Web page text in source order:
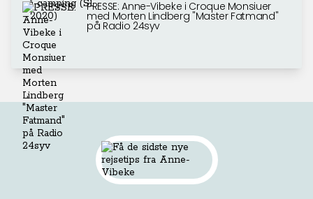
PRESSE: Anne-Vibeke i Croque Monsiuer
med Morten Lindberg "Master Fatmand"
på Radio 24syv